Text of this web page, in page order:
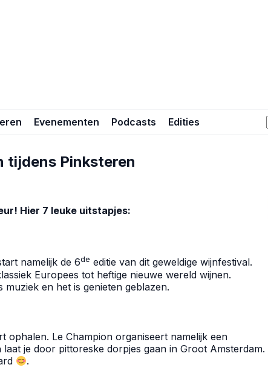
Evenementen Podcasts Edities
tijdens Pinksteren
Hier 7 leuke uitstapjes:
namelijk de 6de editie van dit geweldige wijnfestival.
Europees tot heftige nieuwe wereld wijnen.
en het is genieten geblazen.
Le Champion organiseert namelijk een
je door pittoreske dorpjes gaan in Groot Amsterdam.
.